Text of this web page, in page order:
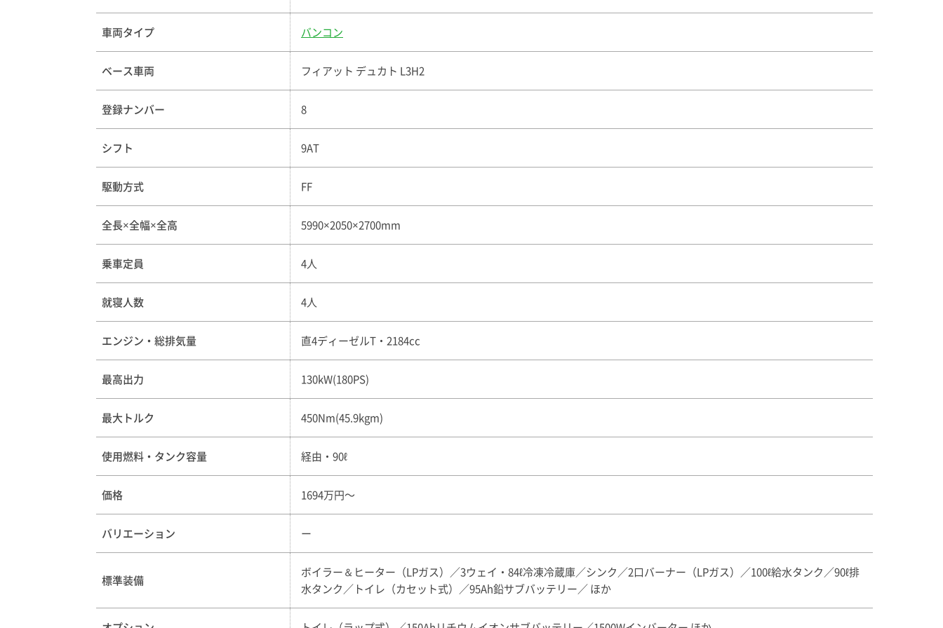
車両タイプ バンコン
ベース車両 フィアット デュカト L3H2
登録ナンバー 8
シフト 9AT
駆動方式 FF
全長×全幅×全高 5990×2050×2700mm
乗車定員 4人
就寝人数 4人
エンジン・総排気量 直4ディーゼルT・2184cc
最高出力 130kW(180PS)
最大トルク 450Nm(45.9kgm)
使用燃料・タンク容量 経由・90ℓ
価格 1694万円〜
バリエーション ー
標準装備
ボイラー＆ヒーター（LPガス）／3ウェイ・84ℓ冷凍冷蔵庫／シンク／2口バーナー（LPガス）／100ℓ給水タンク／90ℓ排
水タンク／トイレ（カセット式）／95Ah鉛サブバッテリー／ ほか